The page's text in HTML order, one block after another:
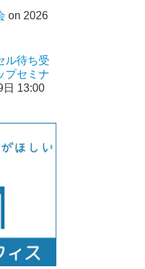
on 2026
ル待ち受
プセミナ
日 13:00